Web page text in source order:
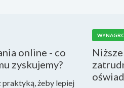
online - co
zyskujemy?
praktyką, żeby lepiej